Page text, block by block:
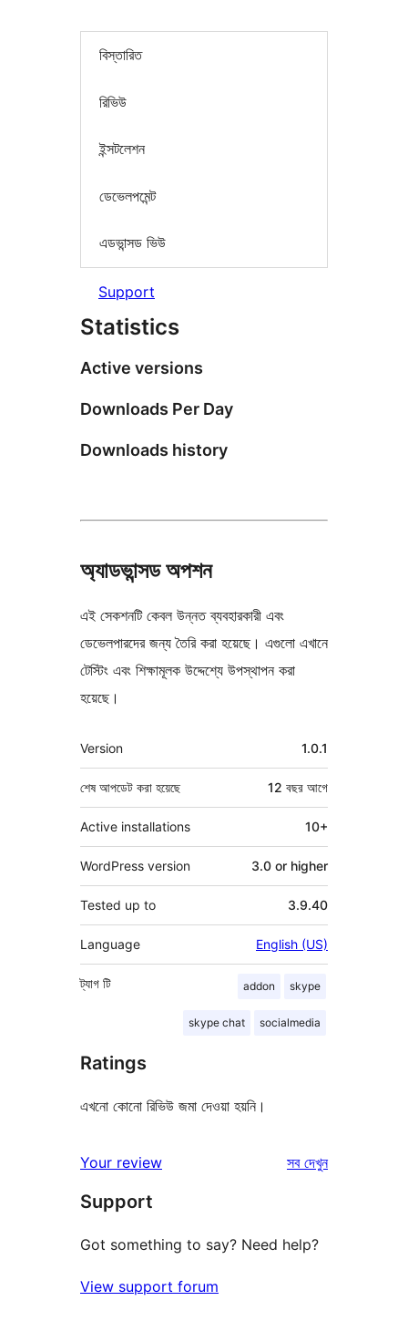
বিস্তারিত
রিভিউ
ইন্সটলেশন
ডেভেলপমেন্ট
এডভান্সড ভিউ
Support
Statistics
Active versions
Downloads Per Day
Downloads history
অ্যাডভান্সড অপশন
এই সেকশনটি কেবল উন্নত ব্যবহারকারী এবং
ডেভেলপারদের জন্য তৈরি করা হয়েছে। এগুলো এখানে
টেস্টিং এবং শিক্ষামূলক উদ্দেশ্যে উপস্থাপন করা
হয়েছে।
মেটা
Version 1.0.1
শেষ আপডেট করা হয়েছে 12 বছর আগে
Active installations 10+
WordPress version 3.0 or higher
Tested up to 3.9.40
Language English (US)
ট্যাগ addon skype
skype chat socialmedia
টি
Ratings
এখনো কোনো রিভিউ জমা দেওয়া হয়নি।
Your review সবরিভিউ
দেখুন
Support
Got something to say? Need help?
View support forum